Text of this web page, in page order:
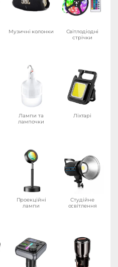
Музичні колонки
Світлодіодні
стрічки
Лампи та
лампочки
Ліхтарі
Проекційні
лампи
Студійне
освітлення